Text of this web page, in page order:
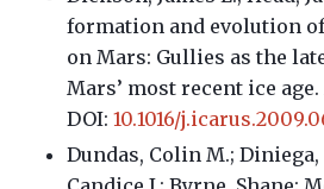
formation and evolution
on Mars: Gullies as the
Mars’ most recent ice age.
DOI: 10.1016/
Dundas, Colin M.; Diniega,